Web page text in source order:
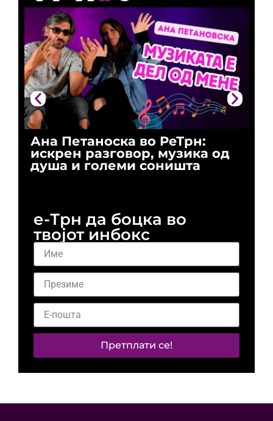
Ана Петаноска во РеТрн:
искрен разговор, музика од
душа и големи соништа
е-Трн да боцка во
твојот инбокс
Претплати се!